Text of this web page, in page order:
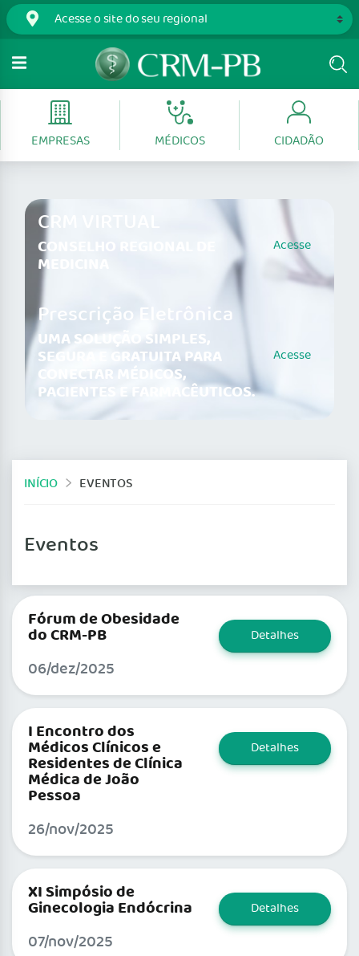
EMPRESAS MÉDICOS CIDADÃO
CRM VIRTUAL
CONSELHO REGIONAL DE
MEDICINA
Acesse
Prescrição Eletrônica
UMA SOLUÇÃO SIMPLES,
SEGURA E GRATUITA PARA
CONECTAR MÉDICOS,
PACIENTES E FARMACÊUTICOS.
Acesse
INÍCIO EVENTOS
Eventos
Fórum de Obesidade
do CRM-PB
06/dez/2025
Detalhes
I Encontro dos
Médicos Clínicos e
Residentes de Clínica
Médica de João
Pessoa
26/nov/2025
Detalhes
XI Simpósio de
Ginecologia Endócrina
07/nov/2025
Detalhes